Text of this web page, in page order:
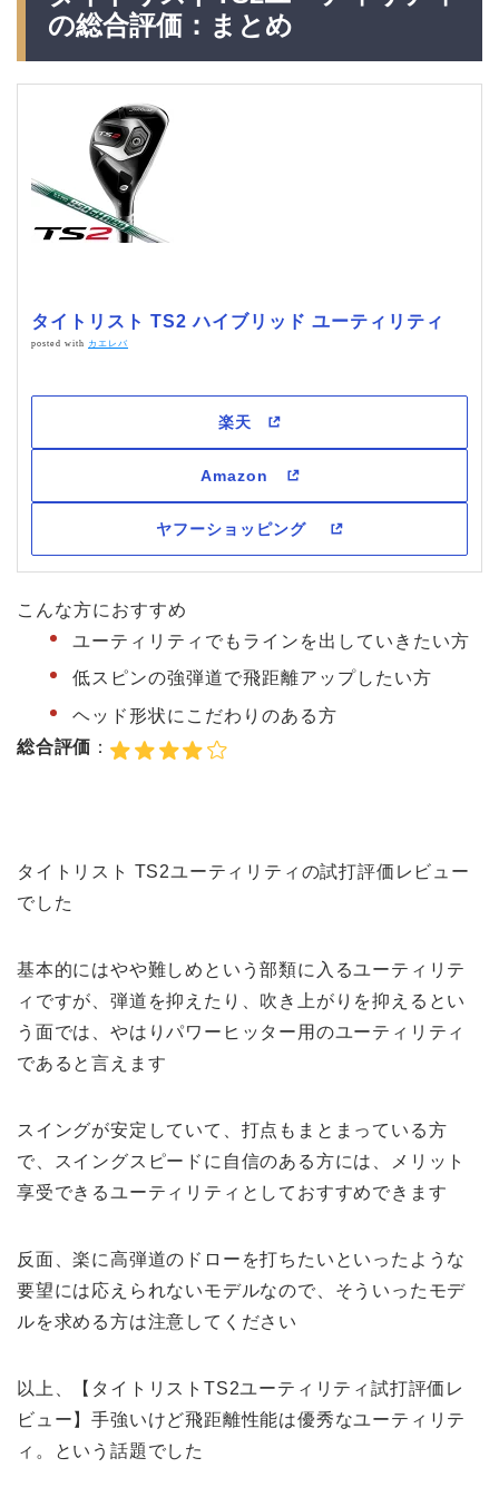
の総合評価：まとめ
タイトリスト TS2 ハイブリッド ユーティリティ
posted with カエレバ
こんな方におすすめ
ユーティリティでもラインを出していきたい方
低スピンの強弾道で飛距離アップしたい方
ヘッド形状にこだわりのある方
総合評価 ：
タイトリスト TS2ユーティリティの試打評価レビュー
でした
基本的にはやや難しめという部類に入るユーティリテ
ィですが、弾道を抑えたり、吹き上がりを抑えるとい
う面では、やはりパワーヒッター用のユーティリティ
であると言えます
スイングが安定していて、打点もまとまっている方
で、スイングスピードに自信のある方には、メリット
享受できるユーティリティとしておすすめできます
反面、楽に高弾道のドローを打ちたいといったような
要望には応えられないモデルなので、そういったモデ
ルを求める方は注意してください
以上、【タイトリストTS2ユーティリティ試打評価レ
ビュー】手強いけど飛距離性能は優秀なユーティリテ
ィ。という話題でした